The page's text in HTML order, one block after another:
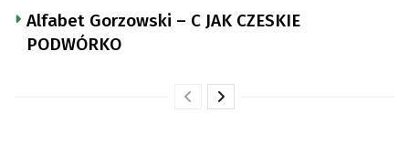
Alfabet Gorzowski – C JAK CZESKIE
PODWÓRKO